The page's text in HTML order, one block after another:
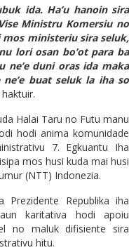
ida. Ha’u hanoin sira
Ministru Komersiu no
ministeriu sira seluk,
lori osan bo’ot para ba
ne’e duni oras ida maka
buat seluk la iha so
Halai Taru no Futu manu
hodi anima komunidade
7. Egkuantu Iha
mos husi kuda mai husi
(NTT) Indonezia.
Prezidente Republika iha
karitativa hodi apoiu
no maluk difisiente sira
hitu.